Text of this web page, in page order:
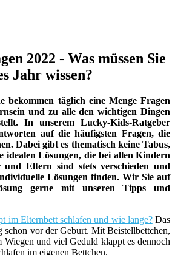
2022 - Was müssen Sie
Jahr wissen?
bekommen täglich eine Menge Fragen
und zu alle den wichtigen Dingen
In unserem Lucky-Kids-Ratgeber
auf die häufigsten Fragen, die
Dabei gibt es thematisch keine Tabus,
idealen Lösungen, die bei allen Kindern
Eltern sind stets verschieden und
Lösungen finden. Wir Sie auf
gerne mit unseren Tipps und
im Elternbett schlafen und wie lange?Das
schon vor der Geburt. Mit Beistellbettchen,
Wiegen und viel Geduld klappt es dennoch
im eigenen Bettchen.